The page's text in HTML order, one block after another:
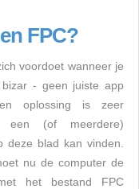
FPC?
voordoet wanneer je
- geen juiste app
oplossing is zeer
een (of meerdere)
blad kan vinden.
nu de computer de
het bestand FPC